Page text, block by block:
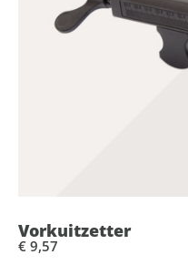
Vorkuitzetter
€ 9,57